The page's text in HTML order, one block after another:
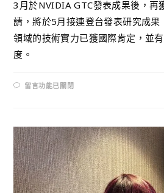
3月於NVIDIA GTC發表成果後，再
請，將於5月接連登台發表研究成
領域的技術實力已獲國際肯定，並
度。
留言功能已關閉